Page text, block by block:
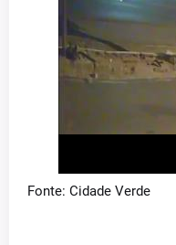
Fonte: Cidade Verde